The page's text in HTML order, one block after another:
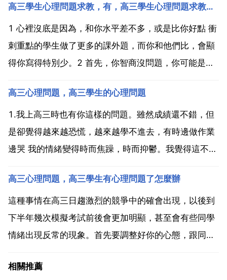
高三學生心理問題求教，有，高三學生心理問題求教，有2個
1 心裡沒底是因為，和你水平差不多，或是比你好點 衝
刺重點的學生做了更多的課外題，而你和他們比，會顯
得你寫得特別少。2 首先，你智商沒問題，你可能是給
某，這樣會給你自己新增一種無形的壓力，這種壓力會
使你更緊張，以至於在考試時會的也變得不會了。所
以，你應該...
高三心理問題，高三學生的心理問題
1.我上高三時也有你這樣的問題。雖然成績還不錯，但
是卻覺得越來越恐慌，越來越學不進去，有時邊做作業
邊哭 我的情緒變得時而焦躁，時而抑鬱。我覺得這不是
我不再去想同學們又學了多少，不再想我又比誰誰誰學
的差，而是專心 平靜地自己學自己的，吃好 睡好。2個
月後...
高三心理問題，高三學生有心理問題了怎麼辦
這種事情在高三日趨激烈的競爭中的確會出現，以後到
下半年幾次模擬考試前後會更加明顯，甚至會有些同學
情緒出現反常的現象。首先要調整好你的心態，跟同學
學，眼光放長遠，儘量不患得患失。對待同學不妨麻木
相關推薦